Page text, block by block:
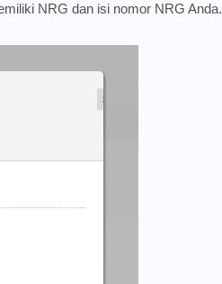
NRG dan isi nomor NRG Anda.